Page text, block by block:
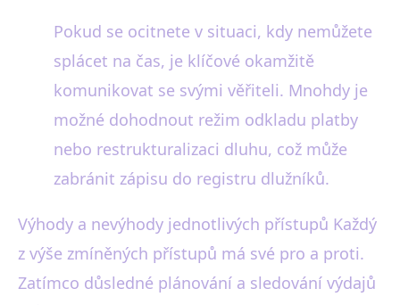
Pokud se ocitnete v situaci, kdy nemůžete
splácet na čas, je klíčové okamžitě
komunikovat se svými věřiteli. Mnohdy je
možné dohodnout režim odkladu platby
nebo restrukturalizaci dluhu, což může
zabránit zápisu do registru dlužníků.
Výhody a nevýhody jednotlivých přístupů Každý
z výše zmíněných přístupů má své pro a proti.
Zatímco důsledné plánování a sledování výdajů